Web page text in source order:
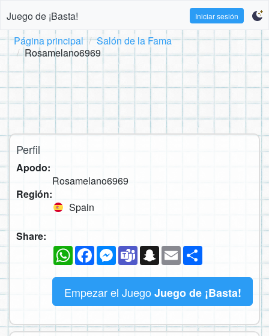
Juego de ¡Basta! Iniciar sesión
Página principal
Salón de la Fama
Rosamelano6969
Perfil
Apodo:
Rosamelano6969
Región:
Spain
Share:
WhatsAppFacebookMessenger
TeamsSnapchat
Email
Empezar el Juego Juego de ¡Basta!